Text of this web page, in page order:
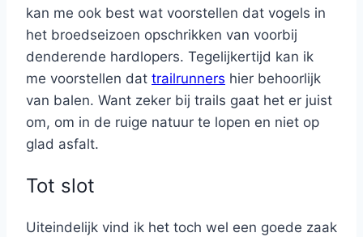
kan me ook best wat voorstellen dat vogels in
het broedseizoen opschrikken van voorbij
denderende hardlopers. Tegelijkertijd kan ik
me voorstellen dat trailrunners hier behoorlijk
van balen. Want zeker bij trails gaat het er juist
om, om in de ruige natuur te lopen en niet op
glad asfalt.
Tot slot
Uiteindelijk vind ik het toch wel een goede zaak